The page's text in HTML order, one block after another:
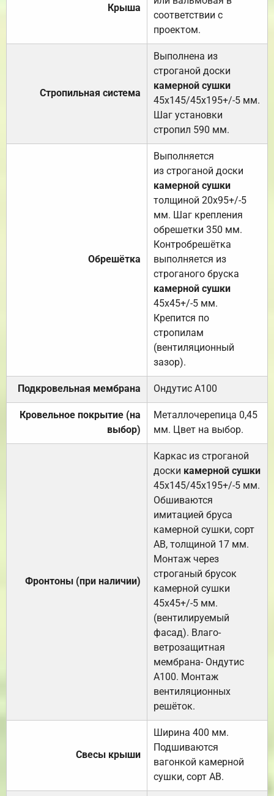
Крыша
соответствии с
проектом.
Стропильная система
Выполнена из
строганой доски
камерной сушки
45х145/45х195+/-5 мм.
Шаг установки
стропил 590 мм.
Обрешётка
Выполняется
из строганой доски
камерной сушки
толщиной 20х95+/-5
мм. Шаг крепления
обрешетки 350 мм.
Контробрешётка
выполняется из
строганого бруска
камерной сушки
45х45+/-5 мм.
Крепится по
стропилам
(вентиляционный
зазор).
Подкровельная мембрана Ондутис А100
Кровельное покрытие (на
выбор)
Металлочерепица 0,45
мм. Цвет на выбор.
Фронтоны (при наличии)
Каркас из строганой
доски камерной сушки
45х145/45х195+/-5 мм.
Обшиваются
имитацией бруса
камерной сушки, сорт
АВ, толщиной 17 мм.
Монтаж через
строганый брусок
камерной сушки
45х45+/-5 мм.
(вентилируемый
фасад). Влаго-
ветрозащитная
мембрана- Ондутис
А100. Монтаж
вентиляционных
решёток.
Свесы крыши
Ширина 400 мм.
Подшиваются
вагонкой камерной
сушки, сорт АВ.